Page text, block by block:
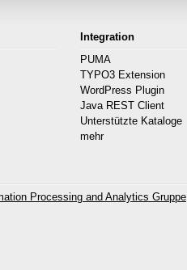
Integration
PUMA
TYPO3 Extension
WordPress Plugin
Java REST Client
Unterstützte Kataloge
mehr
Processing and Analytics Gruppe